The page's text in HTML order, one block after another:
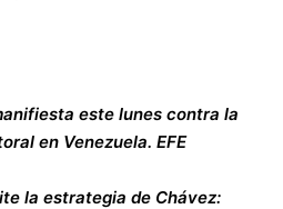
este lunes contra la
en Venezuela. EFE
la estrategia de Chávez: